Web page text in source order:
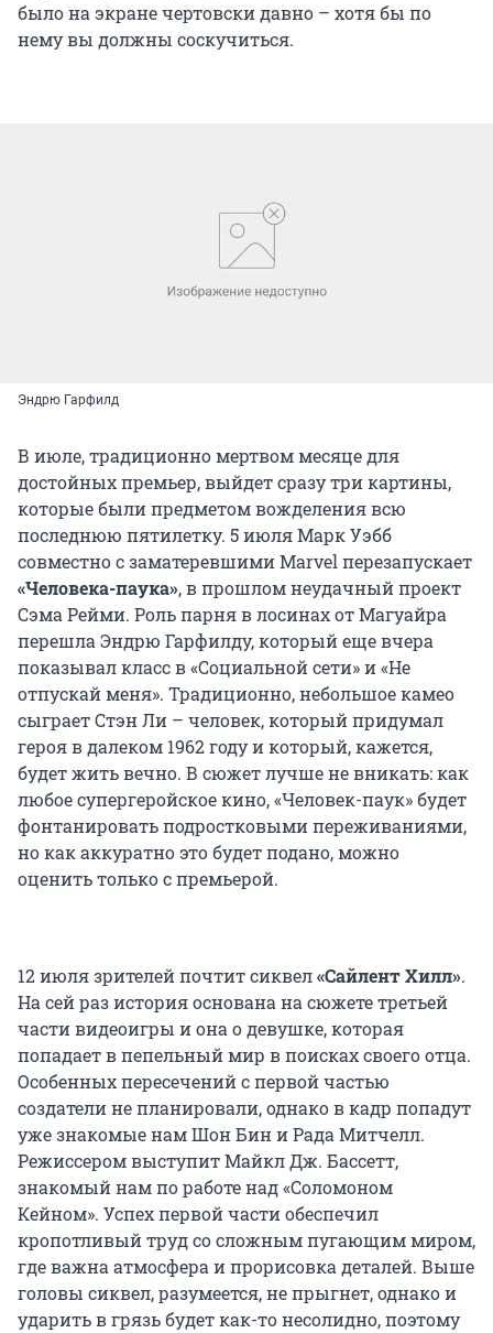
было на экране чертовски давно – хотя бы по
нему вы должны соскучиться.
Эндрю Гарфилд
В июле, традиционно мертвом месяце для
достойных премьер, выйдет сразу три картины,
которые были предметом вожделения всю
последнюю пятилетку. 5 июля Марк Уэбб
совместно с заматеревшими Marvel перезапускает
«Человека-паука», в прошлом неудачный проект
Сэма Рейми. Роль парня в лосинах от Магуайра
перешла Эндрю Гарфилду, который еще вчера
показывал класс в «Социальной сети» и «Не
отпускай меня». Традиционно, небольшое камео
сыграет Стэн Ли – человек, который придумал
героя в далеком 1962 году и который, кажется,
будет жить вечно. В сюжет лучше не вникать: как
любое супергеройское кино, «Человек-паук» будет
фонтанировать подростковыми переживаниями,
но как аккуратно это будет подано, можно
оценить только с премьерой.
12 июля зрителей почтит сиквел«Сайлент Хилл».
На сей раз история основана на сюжете третьей
части видеоигры и она о девушке, которая
попадает в пепельный мир в поисках своего отца.
Особенных пересечений с первой частью
создатели не планировали, однако в кадр попадут
уже знакомые нам Шон Бин и Рада Митчелл.
Режиссером выступит Майкл Дж. Бассетт,
знакомый нам по работе над «Соломоном
Кейном». Успех первой части обеспечил
кропотливый труд со сложным пугающим миром,
где важна атмосфера и прорисовка деталей. Выше
головы сиквел, разумеется, не прыгнет, однако и
ударить в грязь будет как-то несолидно, поэтому